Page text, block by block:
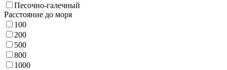
Песочно-галечный
Расстояние до моря
100
200
500
800
1000